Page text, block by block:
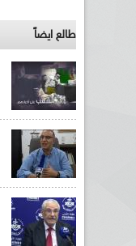
طالع ايضاً